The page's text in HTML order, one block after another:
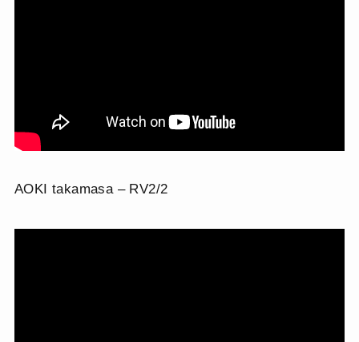
AOKI takamasa – RV2/2